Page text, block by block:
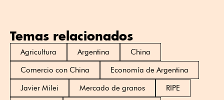
Temas relacionados
Agricultura Argentina
China
Comercio con China
Economía de Argentina
Javier Milei
Mercado de granos
RIPE